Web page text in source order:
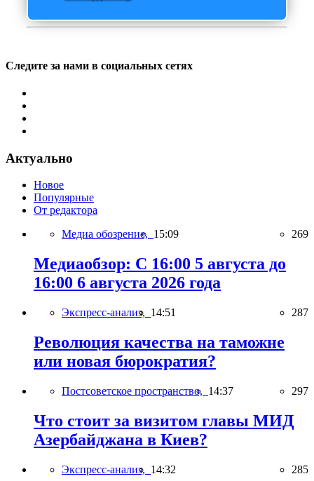
Следите за нами в социальных сетях
Актуально
Новое
Популярные
От редактора
Медиа обозрение, 15:09 269
Медиаобзор: С 16:00 5 августа до
16:00 6 августа 2026 года
Экспресс-анализ, 14:51 287
Революция качества на таможне
или новая бюрократия?
Постсоветское пространство, 14:37 297
Что стоит за визитом главы МИД
Азербайджана в Киев?
Экспресс-анализ, 14:32 285